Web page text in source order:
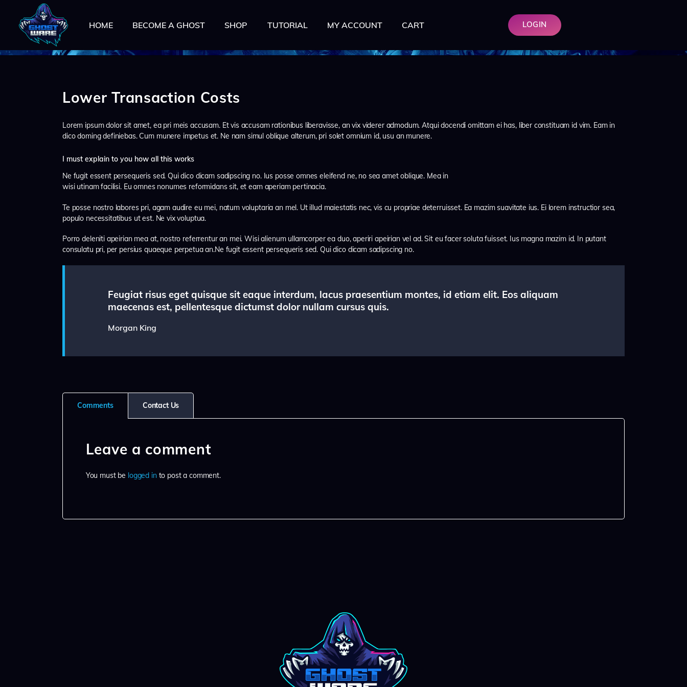
HOME BECOME A GHOST SHOP TUTORIAL MY ACCOUNT CART LOGIN
BECOME A GHOST
SHOP
CART
Lower Transaction Costs
Lorem ipsum dolor sit amet, ea pri meis accusam. Et vis accusam rationibus liberavisse, an vix viderer admodum. Atqui docendi omittam ei has, liber constituam id vim. Eam in
dico doming definiebas. Cum munere impetus et. Ne nam simul oblique alterum, pri solet omnium id, usu an munere.
I must explain to you how all this works
Ne fugit essent persequeris sed. Qui dico dicam sadipscing no. Ius posse omnes eleifend ne, no sea amet oblique. Mea in
wisi utinam facilisi. Eu omnes nonumes reformidans sit, et eam aperiam pertinacia.
Te posse nostro labores pri, agam audire eu mei, natum voluptaria an mel. Ut illud maiestatis nec, vis cu propriae deterruisset. Ea mazim suavitate ius. Ei lorem instructior sea,
populo necessitatibus ut est. Ne vix voluptua.
Porro deleniti apeirian mea at, nostro referrentur an mei. Wisi alienum ullamcorper ea duo, aperiri apeirian vel ad. Sit eu facer soluta fuisset. Ius magna mazim id. In putant
consulatu pri, per persius quaeque perpetua an.Ne fugit essent persequeris sed. Qui dico dicam sadipscing no.
Feugiat risus eget quisque sit eaque interdum, lacus praesentium montes, id etiam elit. Eos aliquam
maecenas est, pellentesque dictumst dolor nullam cursus quis.
Morgan King
Comments Contact Us
Leave a comment
You must be logged into post a comment.